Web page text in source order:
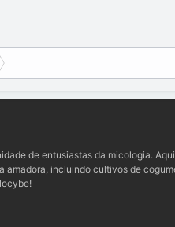
de entusiastas da micologia.
amadora, incluindo cultivos de